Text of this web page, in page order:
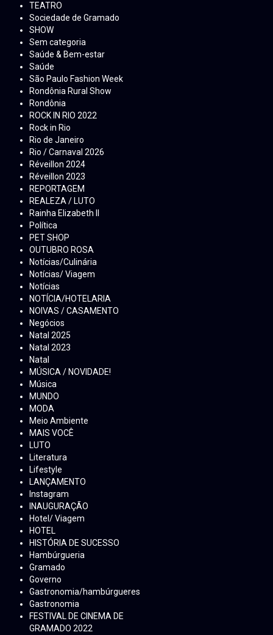
TEATRO
Sociedade de Gramado
SHOW
Sem categoria
Saúde & Bem-estar
Saúde
São Paulo Fashion Week
Rondônia Rural Show
Rondônia
ROCK IN RIO 2022
Rock in Rio
Rio de Janeiro
Rio / Carnaval 2026
Réveillon 2024
Réveillon 2023
REPORTAGEM
REALEZA / LUTO
Rainha Elizabeth ll
Política
PET SHOP
OUTUBRO ROSA
Notícias/Culinária
Notícias/ Viagem
Notícias
NOTÍCIA/HOTELARIA
NOIVAS / CASAMENTO
Negócios
Natal 2025
Natal 2023
Natal
MÚSICA / NOVIDADE!
Música
MUNDO
MODA
Meio Ambiente
MAIS VOCÊ
LUTO
Literatura
Lifestyle
LANÇAMENTO
Instagram
INAUGURAÇÃO
Hotel/ Viagem
HOTEL
HISTÓRIA DE SUCESSO
Hambúrgueria
Gramado
Governo
Gastronomia/hambúrgueres
Gastronomia
FESTIVAL DE CINEMA DE
GRAMADO 2022